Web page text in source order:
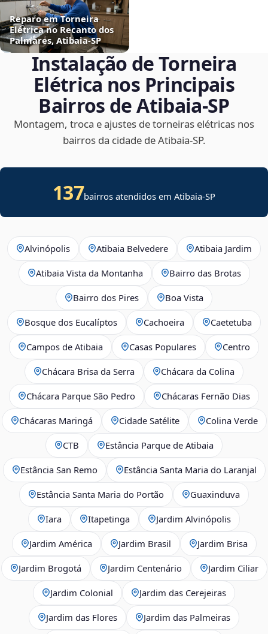
Reparo em Torneira
Elétrica no Recanto dos
Palmares, Atibaia‑SP
Instalação de Torneira
Elétrica nos Principais
Bairros de Atibaia‑SP
Montagem, troca e ajustes de torneiras elétricas nos
bairros da cidade de Atibaia‑SP.
137bairros atendidos em Atibaia-SP
Alvinópolis Atibaia Belvedere Atibaia Jardim
Atibaia Vista da Montanha Bairro das Brotas
Bairro dos Pires Boa Vista
Bosque dos Eucalíptos Cachoeira Caetetuba
Campos de Atibaia Casas Populares Centro
Chácara Brisa da Serra Chácara da Colina
Chácara Parque São Pedro Chácaras Fernão Dias
Chácaras Maringá Cidade Satélite Colina Verde
CTB Estância Parque de Atibaia
Estância San Remo Estância Santa Maria do Laranjal
Estância Santa Maria do Portão Guaxinduva
Iara Itapetinga Jardim Alvinópolis
Jardim América Jardim Brasil Jardim Brisa
Jardim Brogotá Jardim Centenário Jardim Ciliar
Jardim Colonial Jardim das Cerejeiras
Jardim das Flores Jardim das Palmeiras